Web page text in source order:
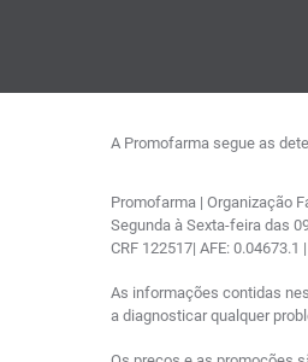
A Promofarma segue as
Promofarma | Organização
Segunda à Sexta-feira das
CRF 122517| AFE:
As informações contidas
a diagnosticar qualquer